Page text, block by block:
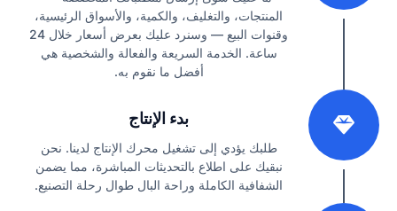
المنتجات، والتغليف، والكمية، والأسواق الرئيسية،
وقنوات البيع — وسنرد عليك بعرض أسعار خلال 24
ساعة. الخدمة السريعة والفعالة والشخصية هي
أفضل ما نقوم به.
بدء الإنتاج
طلبك يؤدي إلى تشغيل محرك الإنتاج لدينا. نحن
نبقيك على اطلاع بالتحديثات المباشرة، مما يضمن
الشفافية الكاملة وراحة البال طوال رحلة التصنيع.